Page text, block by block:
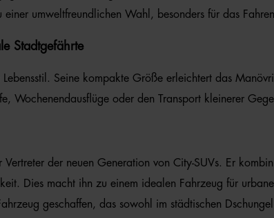
einer umweltfreundlichen Wahl, besonders für das
Stadtgefährte
Lebensstil. Seine kompakte Größe erleichtert das
Wochenendausflüge oder den Transport kleinerer
Vertreter der neuen Generation von City-SUVs. Er
Dies macht ihn zu einem idealen Fahrzeug für
geschaffen, das sowohl im städtischen